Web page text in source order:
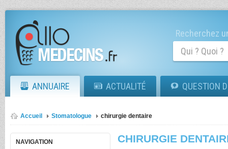
Recherchez
ANNUAIRE ACTUALITÉ QUESTION
Accueil Stomatologue chirurgie dentaire
NAVIGATION CHIRURGIE